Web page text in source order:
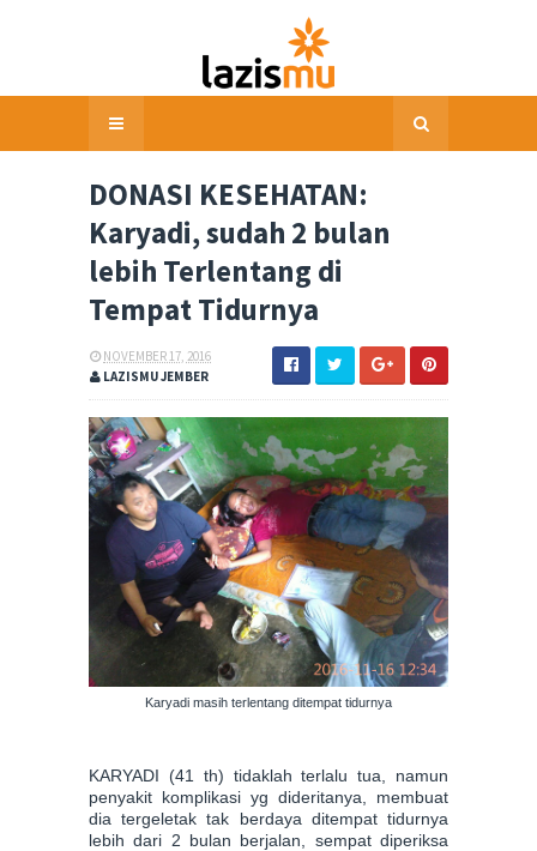
DONASI KESEHATAN:
Karyadi, sudah 2 bulan
lebih Terlentang di
Tempat Tidurnya
NOVEMBER 17, 2016
LAZISMU JEMBER
Karyadi masih terlentang ditempat tidurnya
KARYADI (41 th) tidaklah terlalu tua, namun
penyakit komplikasi yg dideritanya, membuat
dia tergeletak tak berdaya ditempat tidurnya
lebih dari 2 bulan berjalan, sempat diperiksa